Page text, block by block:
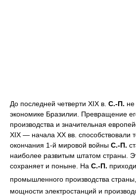
До последней четверти XIX в. С.-П. не
экономике Бразилии. Превращение
производства и значительная
XIX — начала XX вв. способствовали
окончания 1-й мировой войны С.-П.
наиболее развитым штатом страны.
сохраняет и поныне. На С.-П.
промышленного производства
мощности электростанций и